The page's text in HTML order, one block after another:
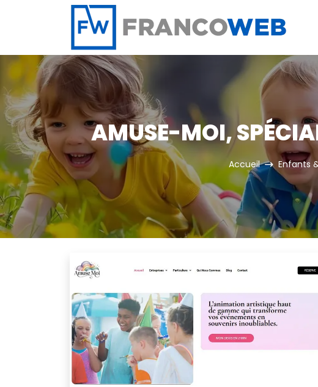
Panneau de gestion des cookies
AMUSE-MOI,
Accueil Enfants